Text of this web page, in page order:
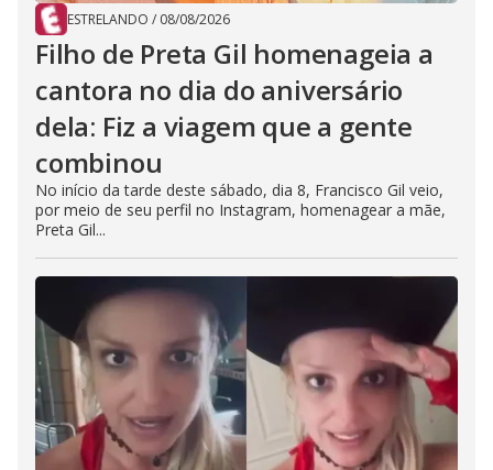
ESTRELANDO / 08/08/2026
Filho de Preta Gil homenageia a
cantora no dia do aniversário
dela: Fiz a viagem que a gente
combinou
No início da tarde deste sábado, dia 8, Francisco Gil veio,
por meio de seu perfil no Instagram, homenagear a mãe,
Preta Gil...